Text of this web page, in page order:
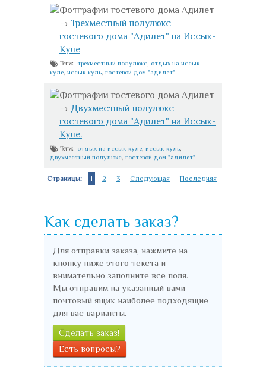
Фотграфии гостевого дома Адилет
→ Трехместный полулюкс
гостевого дома "Адилет" на Иссык-
Куле
Теги: трехместный полулюкс отдых на иссык-
куле иссык-куль гостевой дом "адилет"
Фотграфии гостевого дома Адилет
→ Двухместный полулюкс
гостевого дома "Адилет" на Иссык-
Куле.
Теги: отдых на иссык-куле иссык-куль
двухместный полулюкс гостевой дом "адилет"
Страницы: 1 2 3 Следующая Последняя
Как сделать заказ?
Для отправки заказа, нажмите на
кнопку ниже этого текста и
внимательно заполните все поля.
Мы отправим на указанный вами
почтовый ящик наиболее подходящие
для вас варианты.
Сделать заказ!
Есть вопросы?